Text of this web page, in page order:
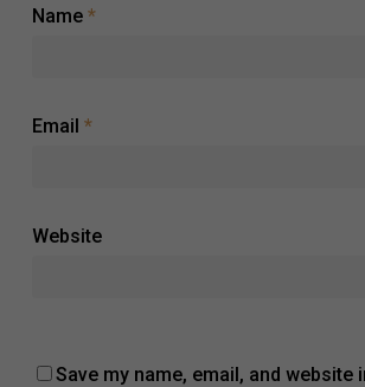
Name *
Email *
Website
Save my name, email, and website